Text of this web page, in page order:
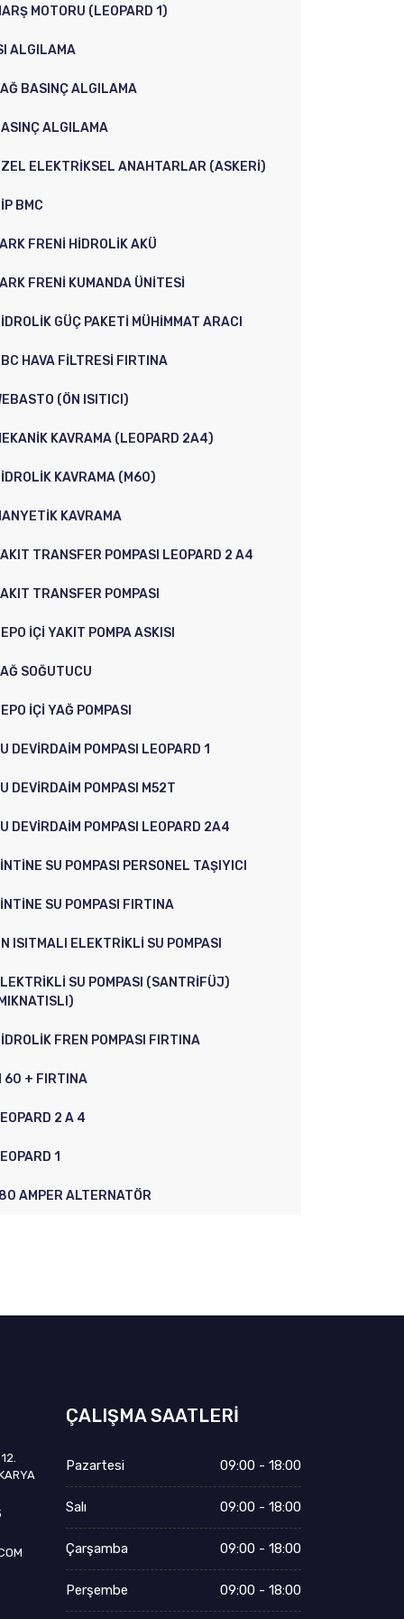
MOTORU (LEOPARD 1)
ALGILAMA
BASINÇ ALGILAMA
ALGILAMA
ELEKTRIKSEL ANAHTARLAR (ASKERI)
BMC
FRENI HIDROLIK AKÜ
FRENI KUMANDA ÜNITESI
GÜÇ PAKETI MÜHIMMAT ARACI
HAVA FILTRESI FIRTINA
(ÖN ISITICI)
KAVRAMA (LEOPARD 2A4)
KAVRAMA (M60)
KAVRAMA
TRANSFER POMPASI LEOPARD 2 A4
TRANSFER POMPASI
İÇI YAKIT POMPA ASKISI
SOĞUTUCU
İÇI YAĞ POMPASI
DEVIRDAIM POMPASI LEOPARD 1
DEVIRDAIM POMPASI M52T
DEVIRDAIM POMPASI LEOPARD 2A4
SU POMPASI PERSONEL TAŞIYICI
SU POMPASI FIRTINA
ISITMALI ELEKTRIKLI SU POMPASI
SU POMPASI (SANTRIFÜJ)
FREN POMPASI FIRTINA
60 + FIRTINA
2 A 4
1
AMPER ALTERNATÖR
ÇALIŞMA SAATLERI
Pazartesi 09:00 - 18:00
Salı 09:00 - 18:00
Çarşamba 09:00 - 18:00
Perşembe 09:00 - 18:00